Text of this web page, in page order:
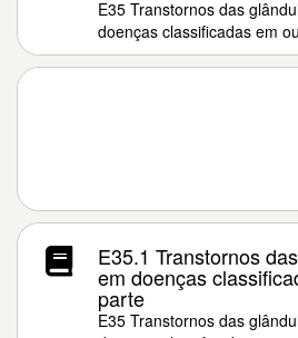
E35 Transtornos das
doenças classificadas em
E35.1 Transtornos
em doenças
parte
E35 Transtornos das